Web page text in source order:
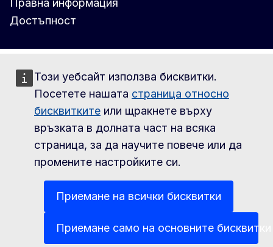
Този уебсайт използва бисквитки.
Посетете нашата страница относно
бисквитките или щракнете върху
връзката в долната част на всяка
страница, за да научите повече или да
промените настройките си.
Приемане на всички бисквитки
Приемане само на основните бисквитки
Правна информация
Достъпност